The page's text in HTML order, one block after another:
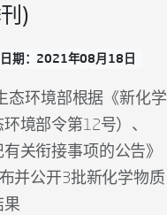
)
期：2021年08月18日
态环境部根据《新化学
境部令第12号）、
关衔接事项的公告》
并公开3批新化学物质
果